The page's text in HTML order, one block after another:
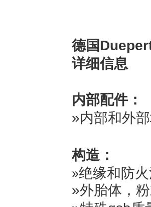
德国
详细信息
内部配件：
»内部和外
构造：
»绝缘和防
»外胎体，